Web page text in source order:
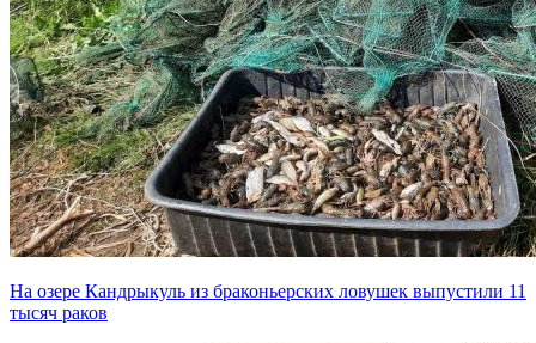
На озере Кандрыкуль из браконьерских ловушек выпустили 11
тысяч раков